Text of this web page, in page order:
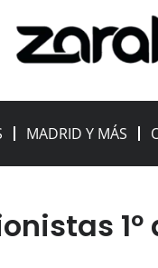
MADRID Y MÁS
1º